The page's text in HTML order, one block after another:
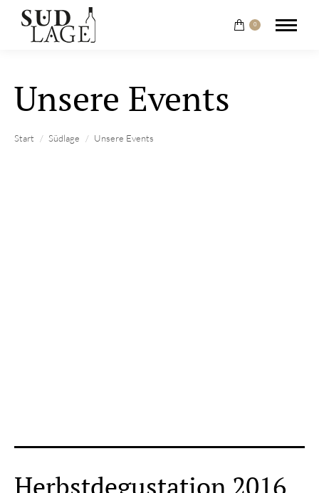
0
Unsere Events
Start Südlage Unsere Events
Herbstdegustation 2016